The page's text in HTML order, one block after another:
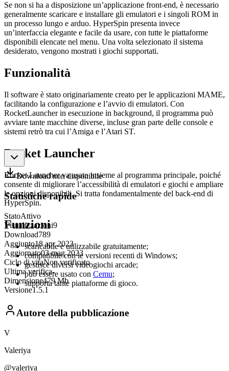
Se non si ha a disposizione un’applicazione front-end, è necessario
generalmente scaricare e installare gli emulatori e i singoli ROM in
un processo lungo e arduo. HyperSpin presenta invece
un’interfaccia elegante e facile da usare, con tutte le piattaforme
disponibili elencate nel menu. Una volta selezionato il sistema
desiderato, vengono mostrati i giochi supportati.
Funzionalità
Il software è stato originariamente creato per le applicazioni MAME,
facilitando la configurazione e l’avvio di emulatori. Con
RocketLauncher in esecuzione in background, il programma può
avviare tante macchine diverse, incluse gran parte delle console e
sistemi retrò tra cui l’Amiga e l’Atari ST.
Rocket Launcher
Rocket Launcher va usato insieme al programma principale, poiché
consente di migliorare l’accessibilità di emulatori e giochi e ampliare
le opzioni disponibili. Si tratta fondamentalmente del back-end di
HyperSpin.
Funzioni
scaricabile e utilizzabile gratuitamente;
compatibile con le versioni recenti di Windows;
gestisce diversi videogiochi arcade;
può essere usato con Cemu;
supporta tante piattaforme di gioco.
Download non disponibile
Statistiche rapide
StatoAttivo
Visualizzazioni9
Download789
Aggiunto18 apr 2023
Aggiornato03 mag 2023
Ciclo di vitaNon verificato
Ultima verifica-
Dimensione479 Mb
Versione1.5.1
Autore della pubblicazione
V
Valeriya
@valeriya